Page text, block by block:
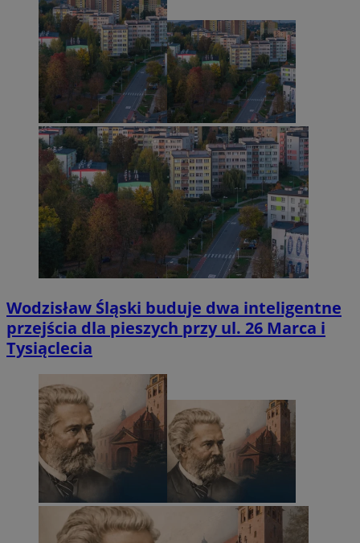
Wodzisław Śląski buduje dwa inteligentne
przejścia dla pieszych przy ul. 26 Marca i
Tysiąclecia